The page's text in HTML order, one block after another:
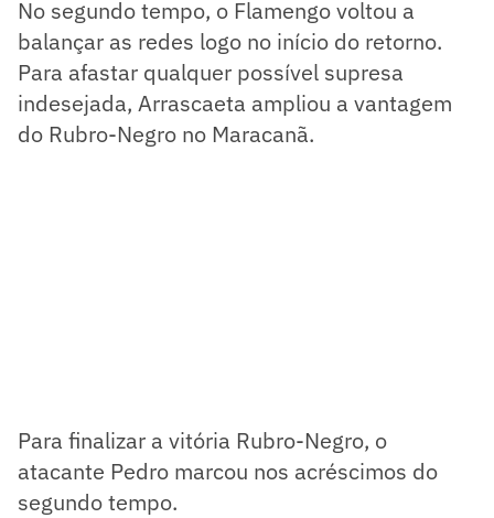
No segundo tempo, o Flamengo voltou a
balançar as redes logo no início do retorno.
Para afastar qualquer possível supresa
indesejada, Arrascaeta ampliou a vantagem
do Rubro-Negro no Maracanã.
Para finalizar a vitória Rubro-Negro, o
atacante Pedro marcou nos acréscimos do
segundo tempo.